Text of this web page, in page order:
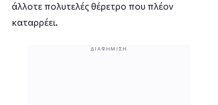
άλλοτε πολυτελές θέρετρο που πλέον
καταρρέει.
ΔΙΑΦΉΜΙΣΗ